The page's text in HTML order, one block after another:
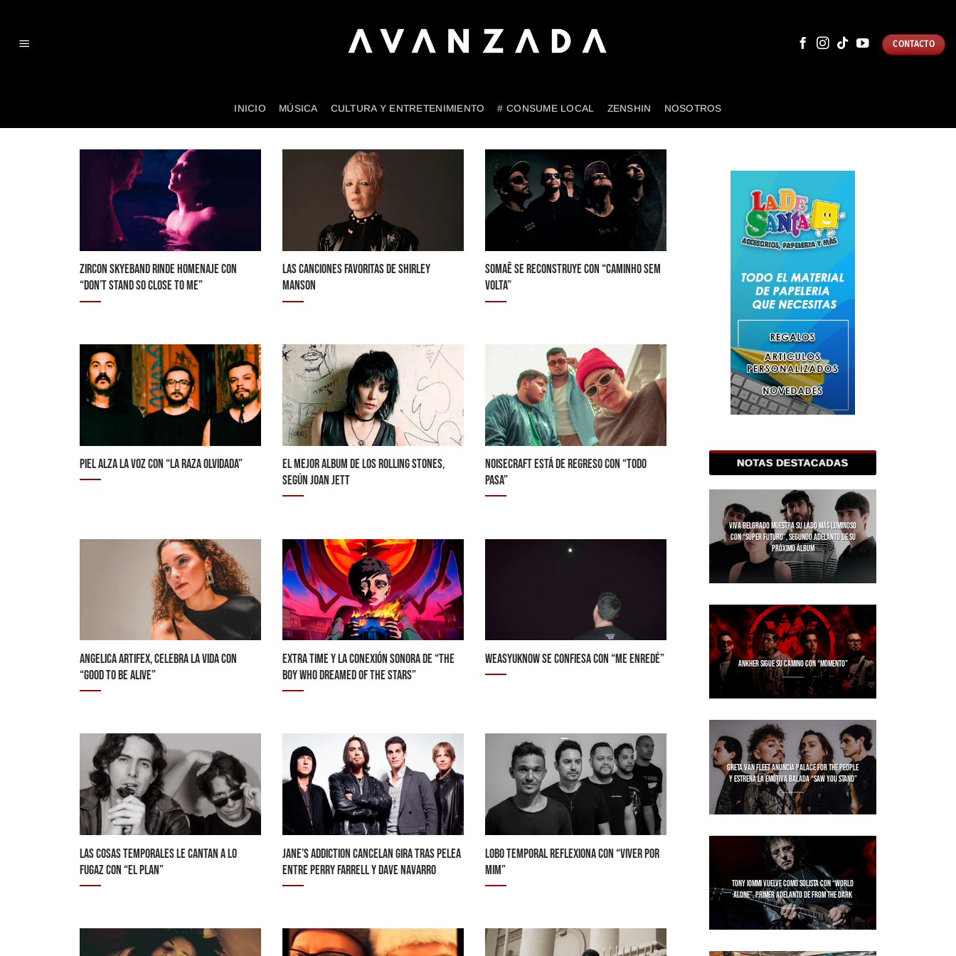
content
CONTACTO
INICIO MÚSICA CULTURA Y ENTRETENIMIENTO # CONSUME LOCAL ZENSHIN NOSOTROS
ZIRCON SKYEBAND RINDE HOMENAJE CON
“DON’T STAND SO CLOSE TO ME”
LAS CANCIONES FAVORITAS DE SHIRLEY
MANSON
SOMAÊ SE RECONSTRUYE CON “CAMINHO SEM
VOLTA”
PIEL ALZA LA VOZ CON “LA RAZA OLVIDADA”
EL MEJOR ALBUM DE LOS ROLLING STONES,
SEGÚN JOAN JETT
NOISECRAFT ESTÁ DE REGRESO CON “TODO
PASA”
ANGELICA ARTIFEX, CELEBRA LA VIDA CON
“GOOD TO BE ALIVE”
EXTRA TIME Y LA CONEXIÓN SONORA DE “THE
BOY WHO DREAMED OF THE STARS”
WEASYUKNOW SE CONFIESA CON “ME ENREDÉ”
LAS COSAS TEMPORALES LE CANTAN A LO
FUGAZ CON “EL PLAN”
JANE’S ADDICTION CANCELAN GIRA TRAS PELEA
ENTRE PERRY FARRELL Y DAVE NAVARRO
LOBO TEMPORAL REFLEXIONA CON “VIVER POR
MIM”
VIVA BELGRADO MUESTRA SU LADO MÁS LUMINOSO
CON “SÚPER FUTURO”, SEGUNDO ADELANTO DE SU
PRÓXIMO ÁLBUM
ANKHER SIGUE SU CAMINO CON “MOMENTO”
GRETA VAN FLEET ANUNCIA PALACE FOR THE PEOPLE
Y ESTRENA LA EMOTIVA BALADA “SAW YOU STAND”
TONY IOMMI VUELVE COMO SOLISTA CON “WORLD
ALONE”, PRIMER ADELANTO DE FROM THE DARK